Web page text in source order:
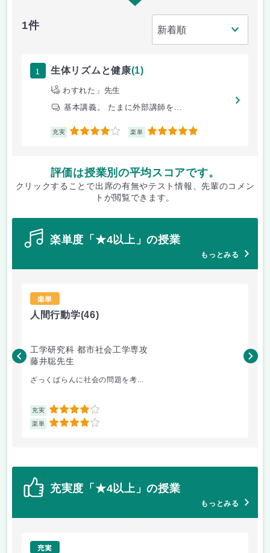
1件
1 生体リズムと健康(1)
わすれた」先生
基本講義。 たまに外部講師を...
充実 4 楽単 5
評価は授業別の平均スコアです。
クリックすることで出席の有無やテスト情報、先輩のコメン
トが閲覧できます。
楽単度「★4以上」の授業
もっとみる
楽単
人間行動学(46)
工学研究科 都市社会工学専攻
藤井聡先生
ざっくばらんに社会の問題を考...
充実 4
楽単 4
藤
充実度「★4以上」の授業
もっとみる
充実